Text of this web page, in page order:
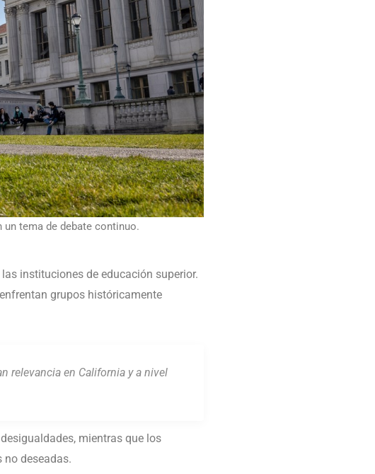
tema de debate continuo.
las instituciones de educación superior.
grupos históricamente
relevancia en California y a nivel
mientras que los
deseadas.